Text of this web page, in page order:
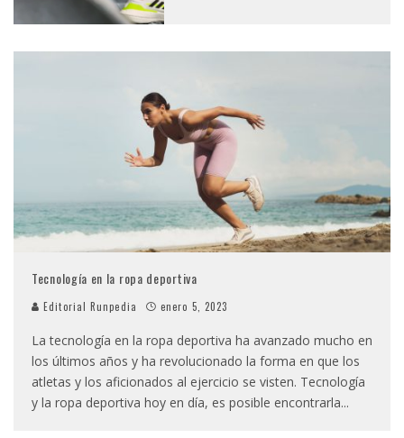
Tecnología en la ropa deportiva
Editorial Runpedia enero 5, 2023
La tecnología en la ropa deportiva ha avanzado mucho en
los últimos años y ha revolucionado la forma en que los
atletas y los aficionados al ejercicio se visten. Tecnología
y la ropa deportiva hoy en día, es posible encontrarla...